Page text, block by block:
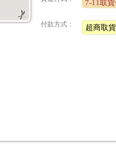
7-11取
付款方式： 超商取貨